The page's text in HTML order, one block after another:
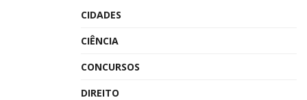
CIDADES
CIÊNCIA
CONCURSOS
DIREITO